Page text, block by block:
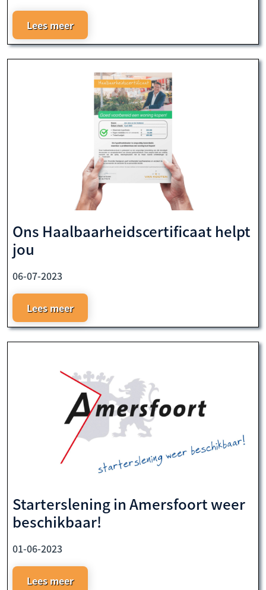
Lees meer
Ons Haalbaarheidscertificaat helpt
jou
06-07-2023
Lees meer
Starterslening in Amersfoort weer
beschikbaar!
01-06-2023
Lees meer